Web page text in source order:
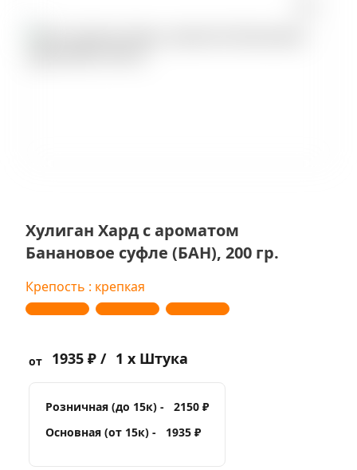
Хулиган Хард с ароматом
Банановое суфле (БАН), 200 гр.
Крепость : крепкая
от 1935 ₽ / 1 x Штука
Розничная (до 15к) -
2150 ₽
Основная (от 15к) -
1935 ₽